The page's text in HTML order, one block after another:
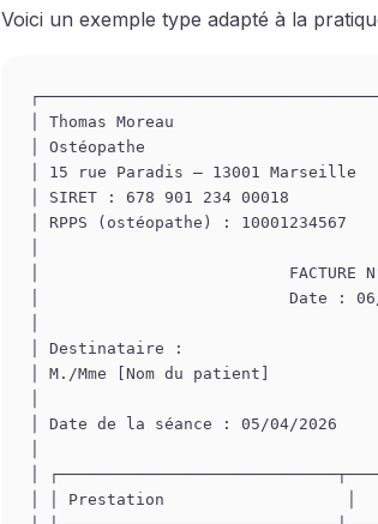
Voici un exemple type adapté à la
│ Thomas Moreau
│ Ostéopathe
│ 15 rue Paradis — 13001
│ SIRET : 678 901 234 00018
│ RPPS (ostéopathe) :
│                          FACTURE N°
│                          Date : 06/
│ Destinataire :
│ M./Mme [Nom du patient]
│ Date de la séance : 05/04/
│
│ │ Prestation                   │